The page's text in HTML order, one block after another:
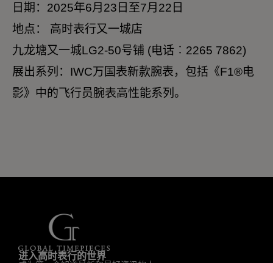
日期：2025年6月23日至7月22日
地点： 高时表行又一城店
九龙塘又一城LG2-50号铺 (电话︰2265 7862)
展出系列：IWC万国表新款腕表，包括《F1®电
影》中的飞行员腕表高性能系列。
进入高时表行的世界